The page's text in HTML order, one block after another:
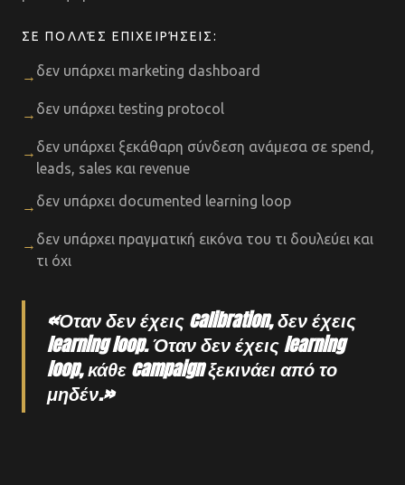
ΣΕ ΠΟΛΛΈΣ ΕΠΙΧΕΙΡΉΣΕΙΣ:
→ δεν υπάρχει marketing dashboard
→ δεν υπάρχει testing protocol
→ δεν υπάρχει ξεκάθαρη σύνδεση ανάμεσα σε spend,
leads, sales και revenue
→ δεν υπάρχει documented learning loop
→ δεν υπάρχει πραγματική εικόνα του τι δουλεύει και
τι όχι
«Όταν δεν έχεις calibration, δεν έχεις
learning loop. Όταν δεν έχεις learning
loop, κάθε campaign ξεκινάει από το
μηδέν.»